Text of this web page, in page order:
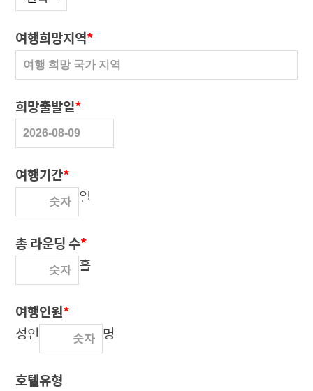
여행희망지역*
희망출발일*
여행기간*
일
총 라운딩 수*
홀
여행인원*
성인
명
호텔유형